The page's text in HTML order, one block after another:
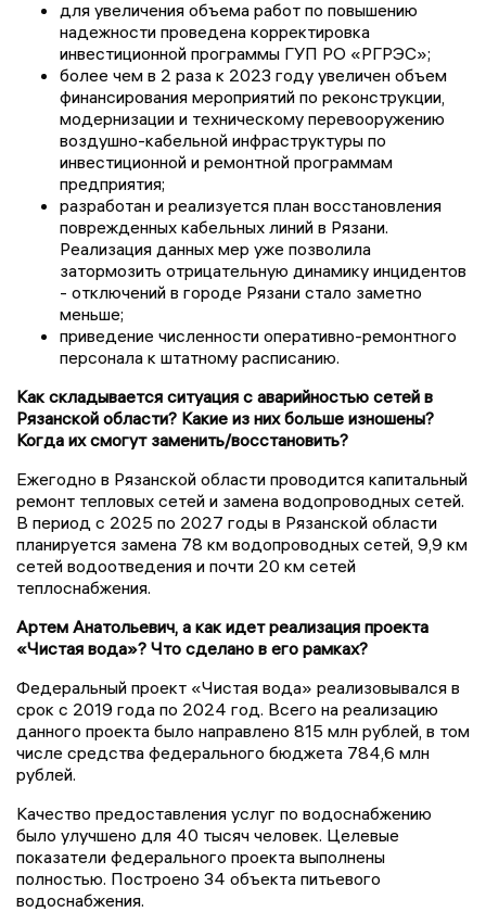
для увеличения объема работ по повышению
надежности проведена корректировка
инвестиционной программы ГУП РО «РГРЭС»;
более чем в 2 раза к 2023 году увеличен объем
финансирования мероприятий по реконструкции,
модернизации и техническому перевооружению
воздушно-кабельной инфраструктуры по
инвестиционной и ремонтной программам
предприятия;
разработан и реализуется план восстановления
поврежденных кабельных линий в Рязани.
Реализация данных мер уже позволила
затормозить отрицательную динамику инцидентов
- отключений в городе Рязани стало заметно
меньше;
приведение численности оперативно-ремонтного
персонала к штатному расписанию.
Как складывается ситуация с аварийностью сетей в
Рязанской области? Какие из них больше изношены?
Когда их смогут заменить/восстановить?
Ежегодно в Рязанской области проводится капитальный
ремонт тепловых сетей и замена водопроводных сетей.
В период с 2025 по 2027 годы в Рязанской области
планируется замена 78 км водопроводных сетей, 9,9 км
сетей водоотведения и почти 20 км сетей
теплоснабжения.
Артем Анатольевич, а как идет реализация проекта
«Чистая вода»? Что сделано в его рамках?
Федеральный проект «Чистая вода» реализовывался в
срок с 2019 года по 2024 год. Всего на реализацию
данного проекта было направлено 815 млн рублей, в том
числе средства федерального бюджета 784,6 млн
рублей.
Качество предоставления услуг по водоснабжению
было улучшено для 40 тысяч человек. Целевые
показатели федерального проекта выполнены
полностью. Построено 34 объекта питьевого
водоснабжения.